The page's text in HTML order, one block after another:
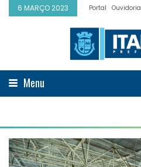
6 MARÇO 2023 Portal Ouvidoria
Menu